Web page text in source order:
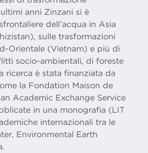
anni Zinzani si è
dell’acqua in Asia
sulle trasformazioni
Orientale (Vietnam) e più di
socio-ambientali, di foreste
ricerca è stata finanziata da
la Fondation Maison de
Academic Exchange Service
in una monografia (LIT
internazionali tra le
Environmental Earth